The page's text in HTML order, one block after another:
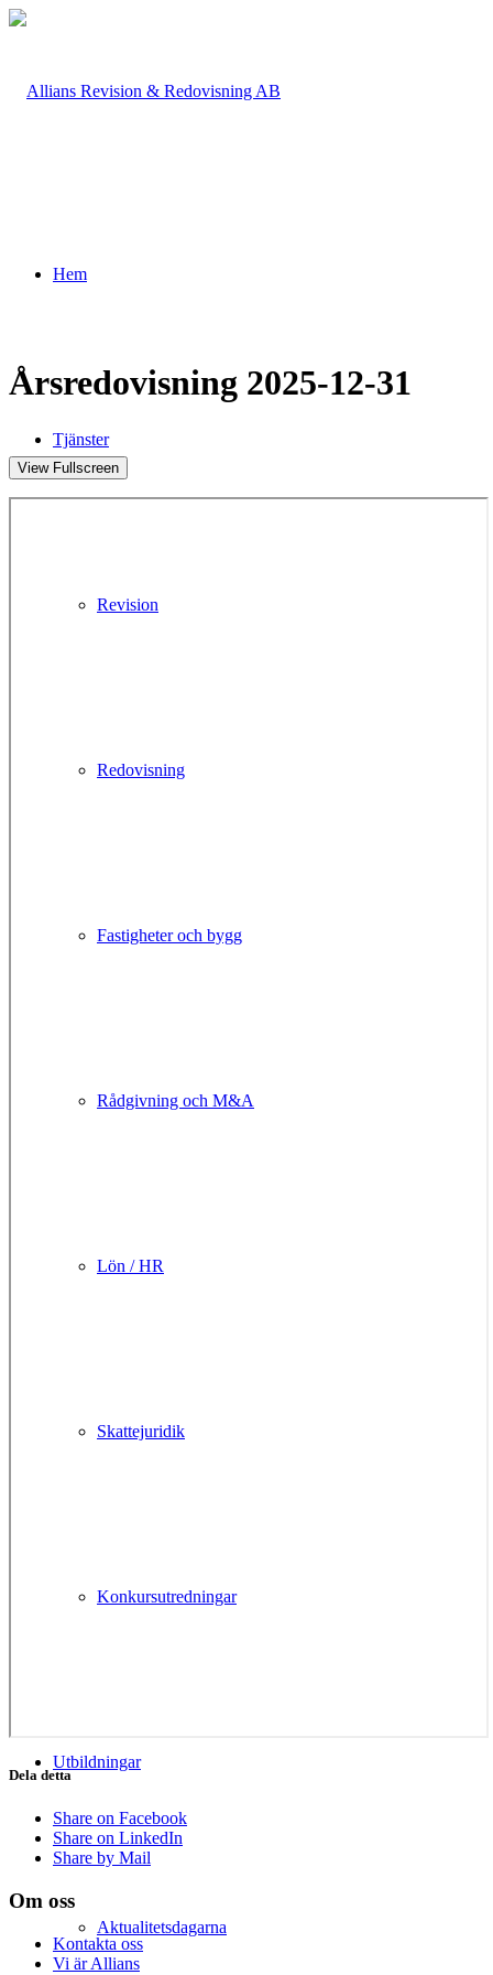
Hem
Tjänster
Revision
Redovisning
Fastigheter och bygg
Rådgivning och M&A
Lön / HR
Skattejuridik
Konkursutredningar
Utbildningar
Aktualitetsdagarna
Årsredovisning 2025-12-31
View Fullscreen
Dela detta
Share on Facebook
Share on LinkedIn
Share by Mail
Om oss
Kontakta oss
Vi är Allians